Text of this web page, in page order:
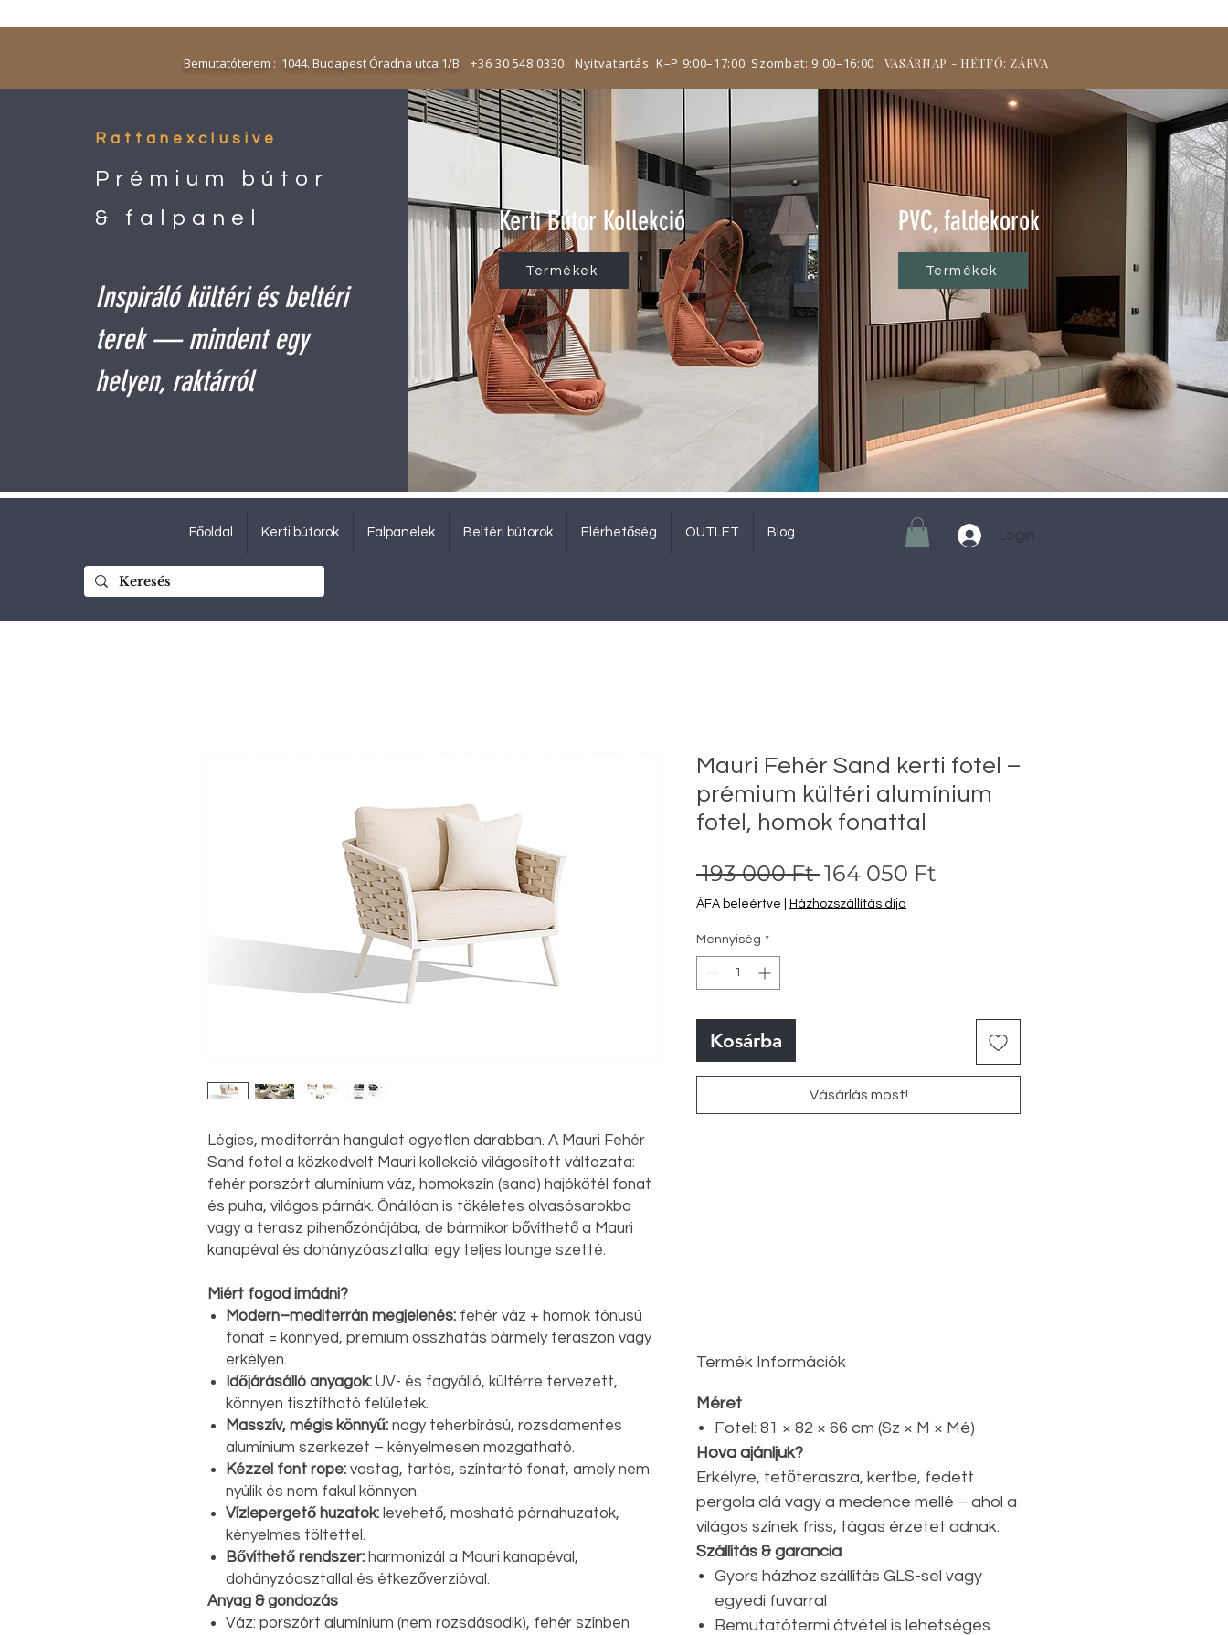
Bemutatóterem : 1044. Budapest Óradna utca 1/B+36 30 548 0330 Nyitvatartás: K–P 9:00–17:00 Szombat: 9:00–16:00 VASÁRNAP - HÉTFŐ: ZÁRVA
Rattanexclusive
Prémium bútor
& falpanel
Inspiráló kültéri és beltéri
terek — mindent egy
helyen, raktárról
Kerti Bútor Kollekció
Termékek
PVC, faldekorok
Termékek
Login
Főoldal Kerti bútorok Falpanelek Beltéri bútorok Elérhetőség OUTLET Blog
Légies, mediterrán hangulat egyetlen darabban. A Mauri Fehér
Sand fotel a közkedvelt Mauri kollekció világosított változata:
fehér porszórt alumínium váz, homokszín (sand) hajókötél fonat
és puha, világos párnák. Önállóan is tökéletes olvasósarokba
vagy a terasz pihenőzónájába, de bármikor bővíthető a Mauri
kanapéval és dohányzóasztallal egy teljes lounge szetté.
Miért fogod imádni?
Modern–mediterrán megjelenés: fehér váz + homok tónusú
fonat = könnyed, prémium összhatás bármely teraszon vagy
erkélyen.
Időjárásálló anyagok: UV- és fagyálló, kültérre tervezett,
könnyen tisztítható felületek.
Masszív, mégis könnyű: nagy teherbírású, rozsdamentes
alumínium szerkezet – kényelmesen mozgatható.
Kézzel font rope: vastag, tartós, színtartó fonat, amely nem
nyúlik és nem fakul könnyen.
Vízlepergető huzatok: levehető, mosható párnahuzatok,
kényelmes töltettel.
Bővíthető rendszer: harmonizál a Mauri kanapéval,
dohányzóasztallal és étkezőverzióval.
Anyag & gondozás
Váz: porszórt alumínium (nem rozsdásodik), fehér színben
Mauri Fehér Sand kerti fotel –
prémium kültéri alumínium
fotel, homok fonattal
193 000 Ft Szokásos
ár
164 050 Ft
ÁFA beleértve Házhozszállítás díja
Mennyiség *
Kosárba
Vásárlás most!
Termék Információk
Méret
Fotel: 81 × 82 × 66 cm (Sz × M × Mé)
Hova ajánljuk?
Erkélyre, tetőteraszra, kertbe, fedett
pergola alá vagy a medence mellé – ahol a
világos színek friss, tágas érzetet adnak.
Szállítás & garancia
Gyors házhoz szállítás GLS-sel vagy
egyedi fuvarral
Bemutatótermi átvétel is lehetséges